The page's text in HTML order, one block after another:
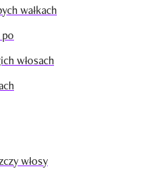
wałkach
włosach
włosy